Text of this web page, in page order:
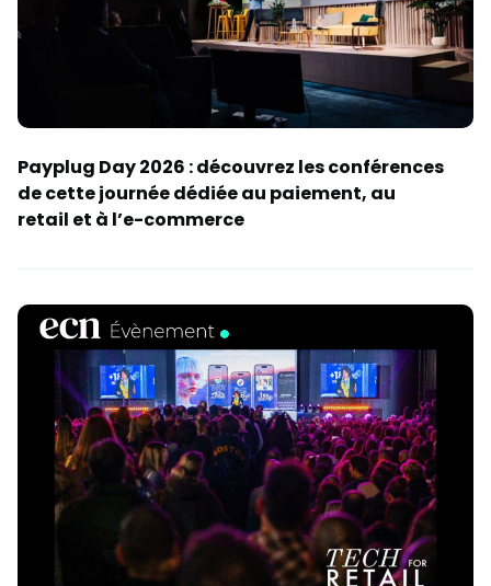
Payplug Day 2026 : découvrez les conférences
de cette journée dédiée au paiement, au
retail et à l’e-commerce